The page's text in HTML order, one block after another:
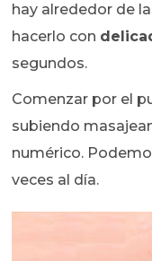
hay alrededor de
hacerlo con
segundos.
Comenzar por el
subiendo
numérico.
veces al día.